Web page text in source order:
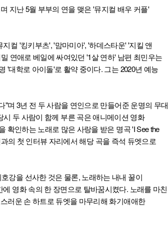
지난 5월 부부의 연을 맺은 '뮤지컬 배우 커플'
컬 '킹키부츠', '맘마미아', '하데스타운' '지킬 앤
연애로 베일에 싸여있던 '1살 연하' 남편 최민우는
'대학로 아이돌'로 활약 중이다. 그는 2020년 예능
며 3년 전 두 사람을 연인으로 만들어준 운명의 무대
시 두 사람이 함께 부른 곡은 애니메이션 영화
확인하는 노래로 많은 사랑을 받은 명곡 'I See the
의 첫 인터뷰 자리에서 해당 곡을 즉석 듀엣으로
강을 선사한 것은 물론, 노래하는 내내 꿀이
영화 속의 한 장면으로 탈바꿈시켰다. 노래를 마친
러운 손 하트로 듀엣을 마무리해 화기애애한